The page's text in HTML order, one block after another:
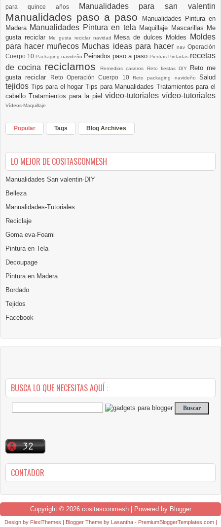
para quince años
Manualidades para san valentin
Manualidades paso a paso
Manualidades Pintura en
Madera Manualidades Pintura en tela Maquillaje Mascarillas Me
gusta reciclar
Me gusta reciclar navidad Mesa de dulces Moldes
Moldes
para hacer muñecos Muchas ideas para hacer nav Operación
Cuerpo 10 Packaging navideño Peinados paso a paso Piedras Pintadas recetas
de cocina reciclamosRemedios caseros Reto fiestas DIY
Reto me
gusta reciclar
Reto Operación Cuerpo 10Reto packaging navideñoSalud
tejidos Tips para el hogarTips para Manualidades Tratamientos para el
cabello Tratamientos para la piel video-tutoriales vídeo-tutoriales
Vídeos-Maquillaje
Popular Tags Blog Archives
LO MEJOR DE COSITASCONMESH
Manualidades San valentin-DIY
Belleza
Manualidades-Tutoriales
Reciclaje
Goma eva-Foami
Pintura en Tela
Decoupage
Pintura en Madera
Bordado
Tejidos
Facebook
BUSCA LO QUE NECESITAS AQUÍ :
CONTADOR
Copyright © 2026 cositasconmesh| Powered by Blogger
Design by FlexiThemes | Blogger Theme by Lasantha- PremiumBloggerTemplates.com|